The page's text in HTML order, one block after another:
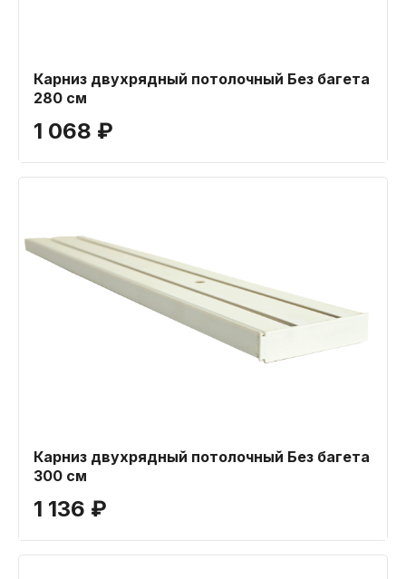
Карниз двухрядный потолочный Без багета
280 см
1 068 ₽
Карниз двухрядный потолочный Без багета
300 см
1 136 ₽